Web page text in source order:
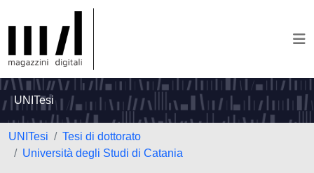
UNITesi
UNITesi
Tesi di dottorato
Università degli Studi di Catania